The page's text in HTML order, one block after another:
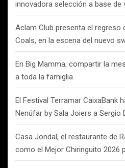
innovadora selección a base de
Aclam Club presenta el regreso
Coals, en la escena del nuevo
En Big Mamma, compartir la
a toda la famiglia.
El Festival Terramar CaixaBank
Nenúfar by Sala Joiers a Sergio
Casa Jondal, el restaurante de
como el Mejor Chiringuito 2026